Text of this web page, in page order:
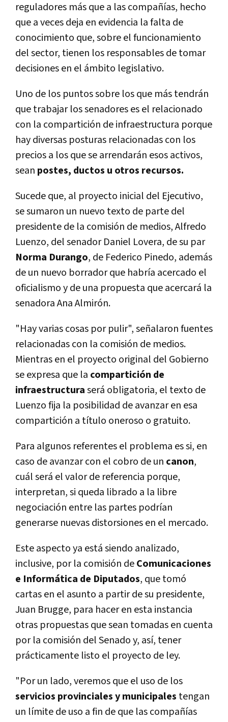
reguladores más que a las compañí­as, hecho
que a veces deja en evidencia la falta de
conocimiento que, sobre el funcionamiento
del sector, tienen los responsables de tomar
decisiones en el ámbito legislativo.
Uno de los puntos sobre los que más tendrán
que trabajar los senadores es el relacionado
con la compartición de infraestructura porque
hay diversas posturas relacionadas con los
precios a los que se arrendarán esos activos,
sean postes, ductos u otros recursos.
Sucede que, al proyecto inicial del Ejecutivo,
se sumaron un nuevo texto de parte del
presidente de la comisión de medios, Alfredo
Luenzo, del senador Daniel Lovera, de su par
Norma Durango, de Federico Pinedo, además
de un nuevo borrador que habrí­a acercado el
oficialismo y de una propuesta que acercará la
senadora Ana Almirón.
"Hay varias cosas por pulir", señalaron fuentes
relacionadas con la comisión de medios.
Mientras en el proyecto original del Gobierno
se expresa que la compartición de
infraestructuraserá obligatoria, el texto de
Luenzo fija la posibilidad de avanzar en esa
compartición a tí­tulo oneroso o gratuito.
Para algunos referentes el problema es si, en
caso de avanzar con el cobro de un canon,
cuál será el valor de referencia porque,
interpretan, si queda librado a la libre
negociación entre las partes podrí­an
generarse nuevas distorsiones en el mercado.
Este aspecto ya está siendo analizado,
inclusive, por la comisión deComunicaciones
e Informática de Diputados, que tomó
cartas en el asunto a partir de su presidente,
Juan Brugge, para hacer en esta instancia
otras propuestas que sean tomadas en cuenta
por la comisión del Senado y, así­, tener
prácticamente listo el proyecto de ley.
"Por un lado, veremos que el uso de los
servicios provinciales y municipales tengan
un lí­mite de uso a fin de que las compañí­as